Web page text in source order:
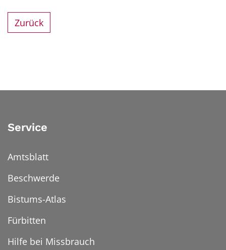
Zurück
Service
Amtsblatt
Beschwerde
Bistums-Atlas
Fürbitten
Hilfe bei Missbrauch